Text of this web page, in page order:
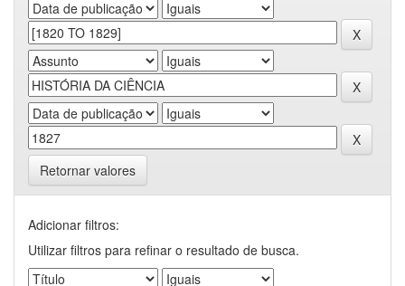
Retornar valores
Adicionar filtros:
Utilizar filtros para refinar o resultado de busca.